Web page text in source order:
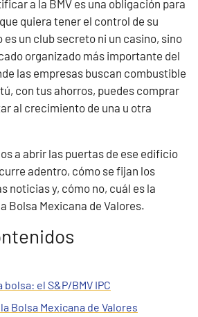
a la BMV es una obligación para
quiera tener el control de su
un club secreto ni un casino, sino
organizado más importante del
las empresas buscan combustible
con tus ahorros, puedes comprar
al crecimiento de una u otra
a abrir las puertas de ese edificio
adentro, cómo se fijan los
noticias y, cómo no, cuál es la
Bolsa Mexicana de Valores.
el S&P/BMV IPC
Bolsa Mexicana de Valores